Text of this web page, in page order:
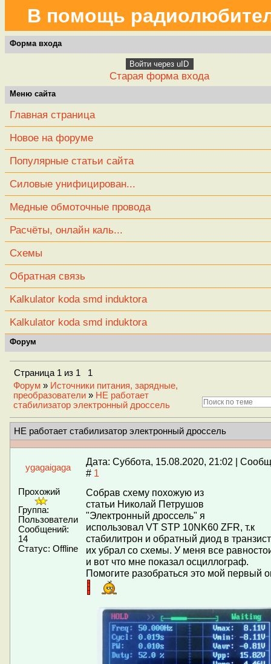
В помощь
Форма входа
Войти через uID
Старая форма входа
Меню сайта
Главная страница
Новое на форуме
Популярные статьи сайта
Силовые унифицирован...
Медные обмоточные провода
Расчёты, онлайн каль...
Схемы
Обратная связь
Kalkulator koda smd induktora
Kalkulator koda smd induktora
Форум
Страница 1 из 1
1
Форум » Источники питания, зарядные,
преобразователи » НЕ работает
стабилизатор электронный дроссель
НЕ работает стабилизатор электронный дроссель
ygagaigaga
Дата: Суббота, 15.08.2020, 21:02 |
# 1
Прохожий
Группа:
Пользователи
Сообщений:
14
Статус: Offline
Собрав схему похожую из
статьи Николай Петрушов
"Электронный дроссель" я
использовал VT STP 10NK60 ZFR, т.к
стабилитрон и обратный диод в
их убрал со схемы. У меня все
и вот что мне показал осциллограф.
Помогите разобраться это мой первый